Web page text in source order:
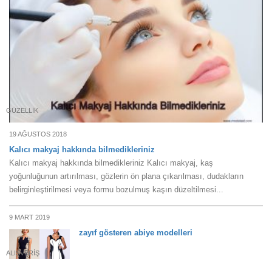
GÜZELLIK
19 AĞUSTOS 2018
Kalıcı makyaj hakkında bilmedikleriniz
Kalıcı makyaj hakkında bilmedikleriniz Kalıcı makyaj, kaş
yoğunluğunun artırılması, gözlerin ön plana çıkarılması, dudakların
belirginleştirilmesi veya formu bozulmuş kaşın düzeltilmesi...
9 MART 2019
ALIŞVERIŞ
zayıf gösteren abiye modelleri